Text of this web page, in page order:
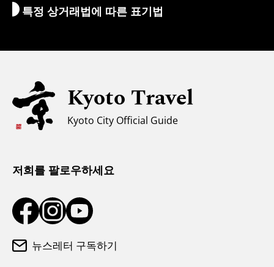
환전/세금
유니버설 관광
무슬림을 위한 정보
날씨와 옷차림
특정 상거래법에 따른 표기법
Kyoto Travel
Kyoto City Official Guide
저희를 팔로우하세요
뉴스레터 구독하기